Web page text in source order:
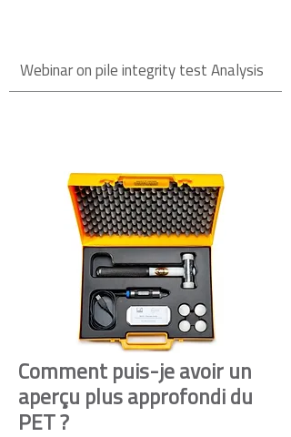
Webinar on pile integrity test Analysis
Comment puis-je avoir un
aperçu plus approfondi du
PET ?